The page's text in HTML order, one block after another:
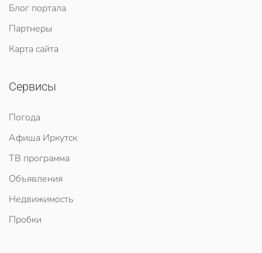
Блог портала
Партнеры
Карта сайта
Сервисы
Погода
Афиша Иркутск
ТВ программа
Объявления
Недвижимость
Пробки